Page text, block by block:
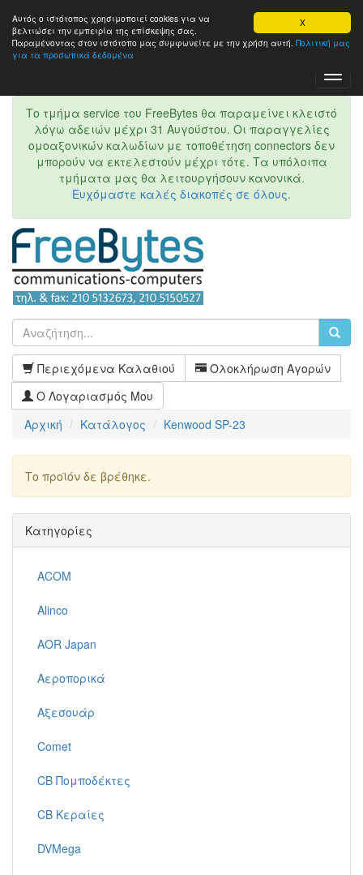
X
Αυτός ο ιστότοπος χρησιμοποιεί cookies για να
βελτιώσει την εμπειρία της επίσκεψης σας.
Παραμένοντας στον ιστότοπo μας συμφωνείτε με την χρήση αυτή. Πολιτική μας
για τα προσωπικά δεδομένα
Το τμήμα service του FreeBytes θα παραμείνει κλειστό
λόγω αδειών μέχρι 31 Αυγούστου. Οι παραγγελίες
ομοαξονικών καλωδίων με τοποθέτηση connectors δεν
μπορούν να εκτελεστούν μέχρι τότε. Τα υπόλοιπα
τμήματα μας θα λειτουργήσουν κανονικά.
Ευχόμαστε καλές διακοπές σε όλους.
Περιεχόμενα Καλαθιού
Ολοκλήρωση Αγορών
Ο Λογαριασμός Μου
Αρχική
Κατάλογος Kenwood SP-23
Το προϊόν δε βρέθηκε.
Κατηγορίες
ACOM
Alinco
AOR Japan
Αεροπορικά
Αξεσουάρ
Comet
CB Πομποδέκτες
CB Κεραίες
DVMega